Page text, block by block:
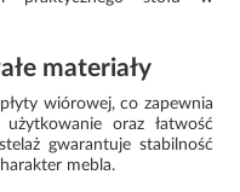
materiały
wiórowej, co zapewnia
oraz łatwość
gwarantuje stabilność
mebla.